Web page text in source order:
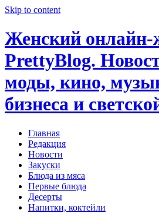
Skip to content
Женский онлайн-
PrettyBlog.
моды, кино,
бизнеса и
Главная
Редакция
Новости
Закуски
Блюда из мяса
Первые блюда
Десерты
Напитки, коктейли